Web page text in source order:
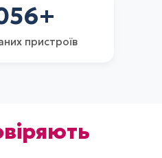
+
пристроїв